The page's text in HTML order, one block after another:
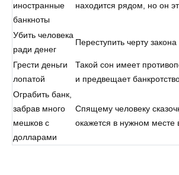
иностранные
банкноты
находится рядом, но он
Убить человека
ради денег
Переступить черту
Грести деньги
лопатой
Такой сон имеет
и предвещает
Ограбить банк,
забрав много
мешков с
долларами
Спящему человеку
окажется в нужном месте